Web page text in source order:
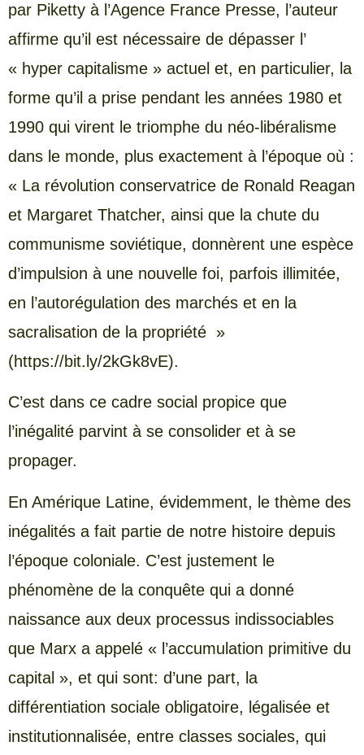
par Piketty à l’Agence France Presse, l’auteur
affirme qu’il est nécessaire de dépasser l’
« hyper capitalisme » actuel et, en particulier, la
forme qu’il a prise pendant les années 1980 et
1990 qui virent le triomphe du néo-libéralisme
dans le monde, plus exactement à l’époque où :
« La révolution conservatrice de Ronald Reagan
et Margaret Thatcher, ainsi que la chute du
communisme soviétique, donnèrent une espèce
d’impulsion à une nouvelle foi, parfois illimitée,
en l’autorégulation des marchés et en la
sacralisation de la propriété »
(https://bit.ly/2kGk8vE).
C’est dans ce cadre social propice que
l’inégalité parvint à se consolider et à se
propager.
En Amérique Latine, évidemment, le thème des
inégalités a fait partie de notre histoire depuis
l’époque coloniale. C’est justement le
phénomène de la conquête qui a donné
naissance aux deux processus indissociables
que Marx a appelé « l’accumulation primitive du
capital », et qui sont: d’une part, la
différentiation sociale obligatoire, légalisée et
institutionnalisée, entre classes sociales, qui